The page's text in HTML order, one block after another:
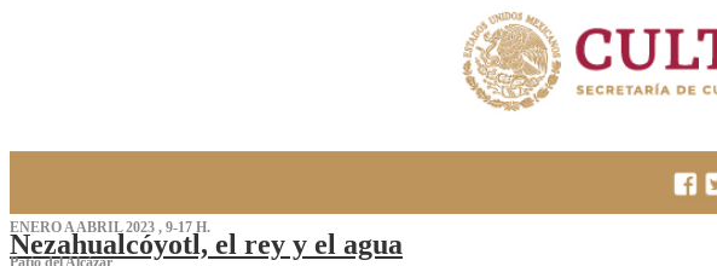
ENERO A ABRIL 2023 , 9-17 H.
Nezahualcóyotl, el rey y el agua